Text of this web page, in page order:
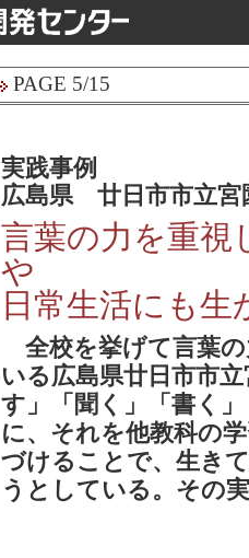
PAGE 5/15
実践事例
広島県 廿日市市立宮
言葉の力を重視
や
日常生活にも生
全校を挙げて言葉の
いる広島県廿日市市
す」「聞く」「書く
に、それを他教科の
づけることで、生き
うとしている。その